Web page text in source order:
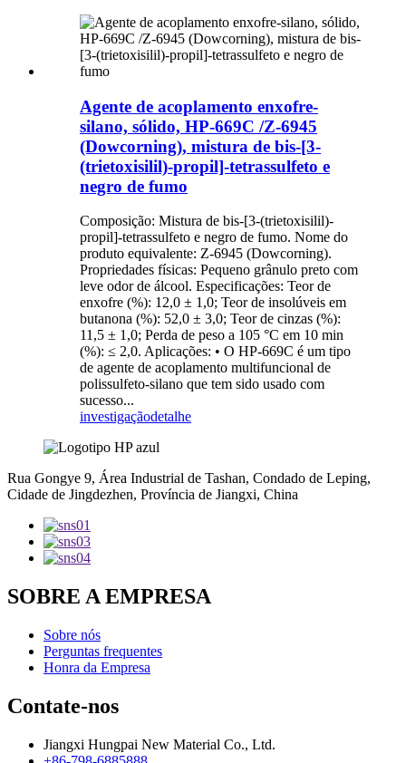
Agente de acoplamento enxofre-
silano, sólido, HP-669C /Z-6945
(Dowcorning), mistura de bis-[3-
(trietoxisilil)-propil]-tetrassulfeto e
negro de fumo
Composição: Mistura de bis-[3-(trietoxisilil)-
propil]-tetrassulfeto e negro de fumo. Nome do
produto equivalente: Z-6945 (Dowcorning).
Propriedades físicas: Pequeno grânulo preto com
leve odor de álcool. Especificações: Teor de
enxofre (%): 12,0 ± 1,0; Teor de insolúveis em
butanona (%): 52,0 ± 3,0; Teor de cinzas (%):
11,5 ± 1,0; Perda de peso a 105 °C em 10 min
(%): ≤ 2,0. Aplicações: • O HP-669C é um tipo
de agente de acoplamento multifuncional de
polissulfeto-silano que tem sido usado com
sucesso...
investigaçãodetalhe
Rua Gongye 9, Área Industrial de Tashan, Condado de Leping,
Cidade de Jingdezhen, Província de Jiangxi, China
SOBRE A EMPRESA
Sobre nós
Perguntas frequentes
Honra da Empresa
Contate-nos
Jiangxi Hungpai New Material Co., Ltd.